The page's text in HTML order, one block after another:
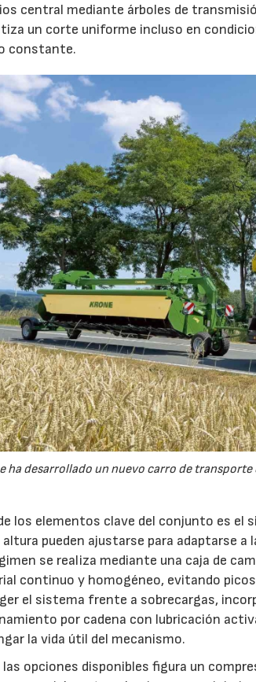
central mediante árboles de
un corte uniforme incluso en
constante.
ha desarrollado un nuevo carro de
los elementos clave del conjunto es el
pueden ajustarse para adaptarse a
se realiza mediante una caja de
continuo y homogéneo, evitando
el sistema frente a sobrecargas,
por cadena con lubricación
la vida útil del mecanismo.
las opciones disponibles figura un